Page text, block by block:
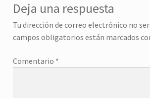
Deja una respuesta
Tu dirección de correo electrónico no
campos obligatorios están marcados
Comentario *